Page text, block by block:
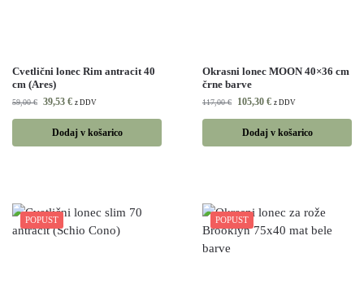
Cvetlični lonec Rim antracit 40
cm (Ares)
59,00€ 39,53 € z DDV
Dodaj v košarico
Okrasni lonec MOON 40×36 cm
črne barve
117,00€ 105,30 € z DDV
Dodaj v košarico
POPUST POPUST